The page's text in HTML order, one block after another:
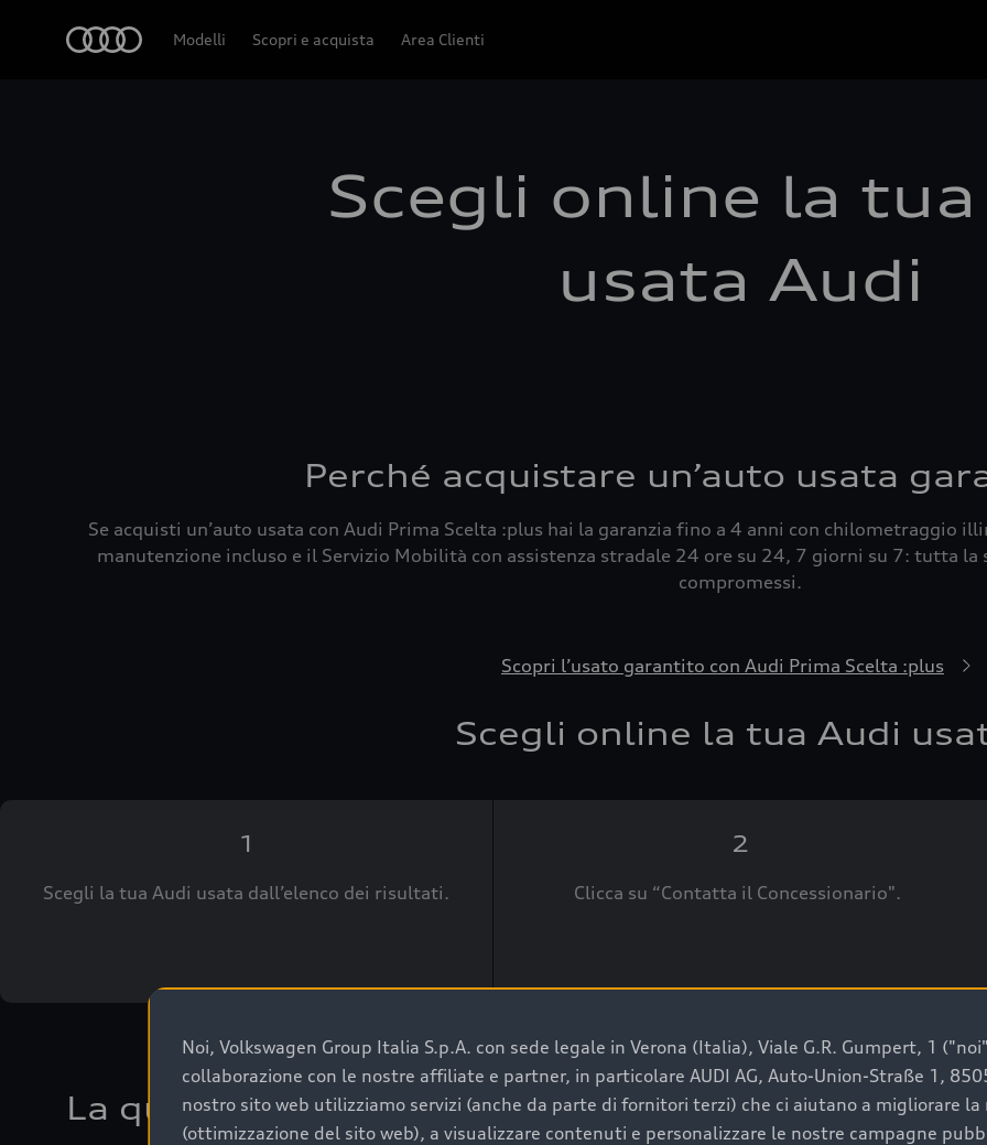
Modelli Scopri e acquista Area Clienti
Scegli online la
usata Audi
Perché acquistare un’auto usata
Se acquisti un’auto usata con Audi Prima Scelta :plus hai la garanzia fino a 4 anni con chilometraggio
manutenzione incluso e il Servizio Mobilità con assistenza stradale 24 ore su 24, 7 giorni su 7: tutta la
compromessi.
Scopri l’usato garantito con Audi Prima Scelta :plus
Scegli online la tua Audi
1
Scegli la tua Audi usata dall’elenco dei risultati.
2
Clicca su “Contatta il Concessionario".
La qualità di acquistare un’auto usata Audi
Noi, Volkswagen Group Italia S.p.A. con sede legale in Verona (Italia), Viale G.R. Gumpert, 1
collaborazione con le nostre affiliate e partner, in particolare AUDI AG, Auto-Union-Straße 1,
nostro sito web utilizziamo servizi (anche da parte di fornitori terzi) che ci aiutano a migliorare la
(ottimizzazione del sito web), a visualizzare contenuti e personalizzare le nostre campagne